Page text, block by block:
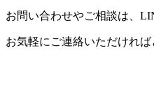
お問い合わせやご相談は、
お気軽にご連絡いただければ